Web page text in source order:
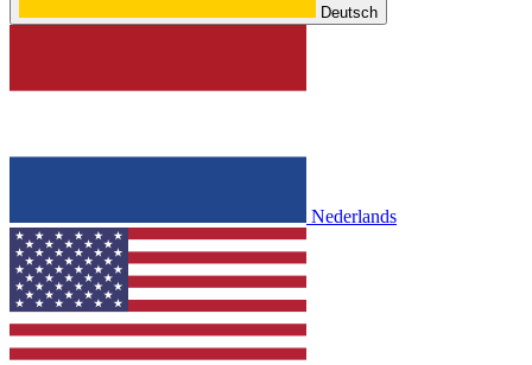
Deutsch
Nederlands